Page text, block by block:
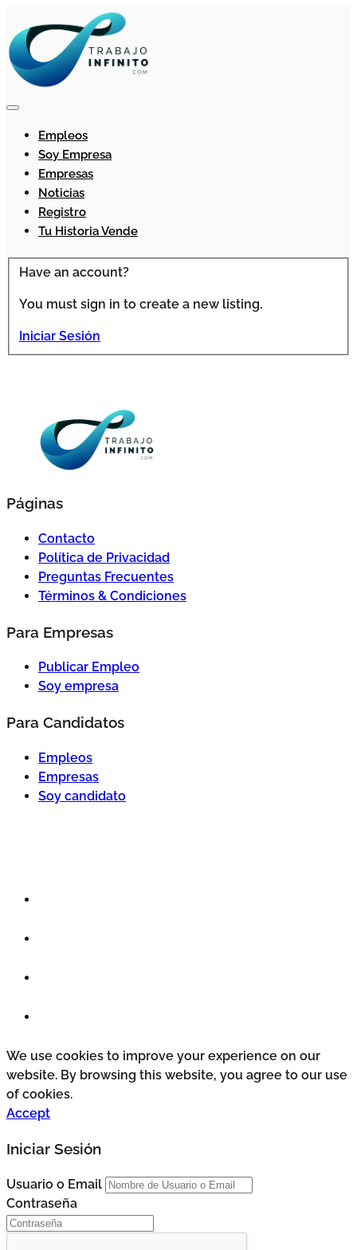
Empleos
Soy Empresa
Empresas
Noticias
Registro
Tu Historia Vende
Have an account?
You must sign in to create a new listing.
Iniciar Sesión
Páginas
Contacto
Política de Privacidad
Preguntas Frecuentes
Términos & Condiciones
Para Empresas
Publicar Empleo
Soy empresa
Para Candidatos
Empleos
Empresas
Soy candidato
We use cookies to improve your experience on our
website. By browsing this website, you agree to our use
of cookies.
Accept
Iniciar Sesión
Usuario o Email
Contraseña